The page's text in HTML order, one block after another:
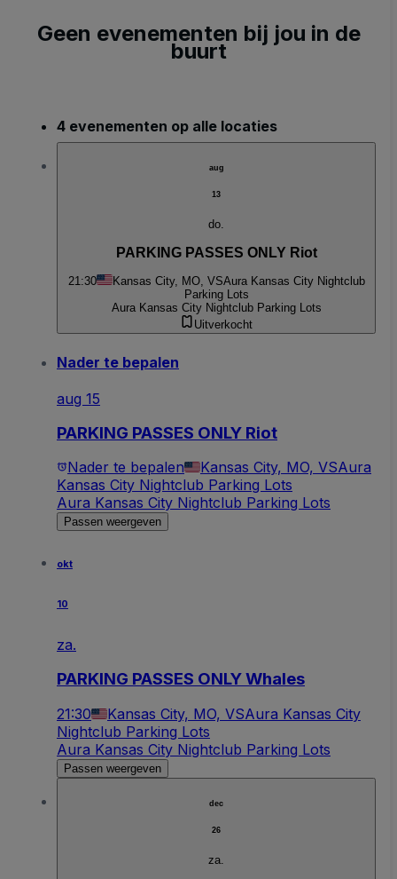
Geen evenementen bij jou in de
buurt
4 evenementen op alle locaties
aug
13
do.
PARKING PASSES ONLY Riot
21:30 Kansas City, MO, VSAura Kansas City Nightclub
Parking Lots
Aura Kansas City Nightclub Parking Lots
Uitverkocht
Nader te bepalen
aug 15
PARKING PASSES ONLY Riot
Nader te bepalen Kansas City, MO, VSAura
Kansas City Nightclub Parking Lots
Aura Kansas City Nightclub Parking Lots
Passen weergeven
okt
10
za.
PARKING PASSES ONLY Whales
21:30 Kansas City, MO, VSAura Kansas City
Nightclub Parking Lots
Aura Kansas City Nightclub Parking Lots
Passen weergeven
dec
26
za.